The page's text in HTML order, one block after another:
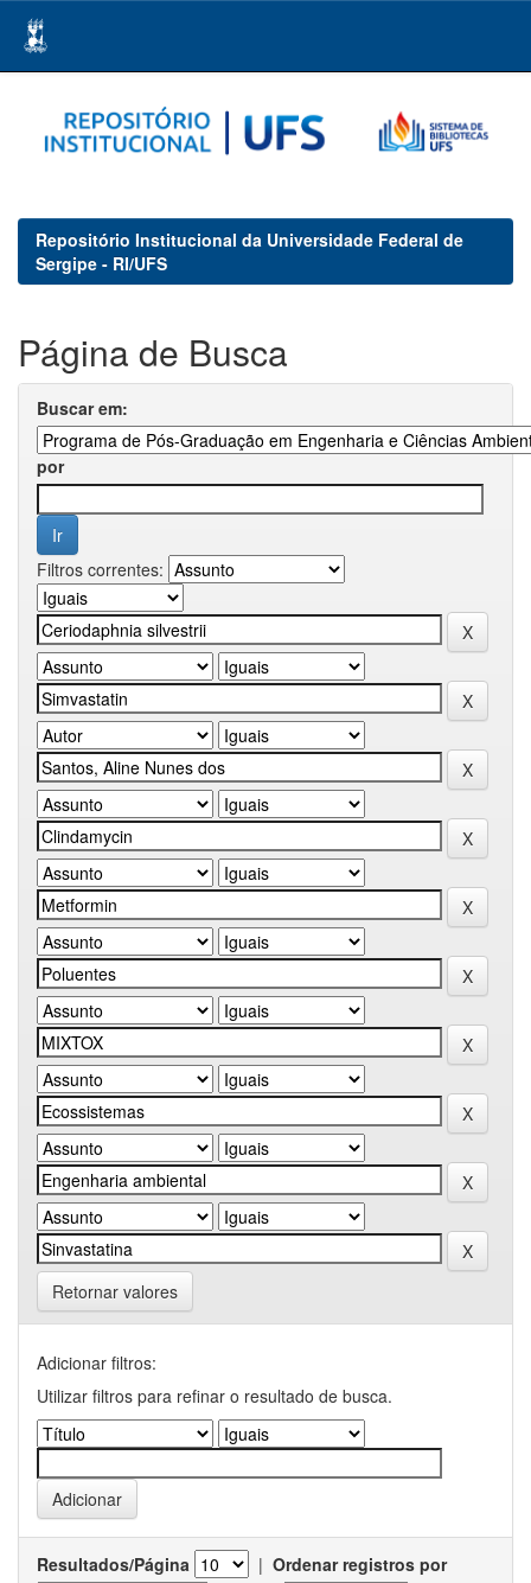
navigation
Repositório Institucional da Universidade Federal de
Sergipe - RI/UFS
Página de Busca
Buscar em:
por
Filtros correntes:
Retornar valores
Adicionar filtros:
Utilizar filtros para refinar o resultado de busca.
Resultados/Página | Ordenar registros por